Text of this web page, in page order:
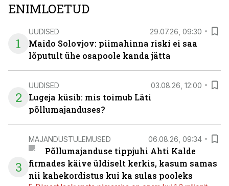
ENIMLOETUD
1
UUDISED 29.07.26, 09:30
Maido Solovjov: piimahinna riski ei saa
lõputult ühe osapoole kanda jätta
2
UUDISED 03.08.26, 12:00
Lugeja küsib: mis toimub Läti
põllumajanduses?
3
MAJANDUSTULEMUSED 06.08.26, 09:34
Põllumajanduse tippjuhi Ahti Kalde
firmades käive üldiselt kerkis, kasum samas
nii kahekordistus kui ka sulas pooleks